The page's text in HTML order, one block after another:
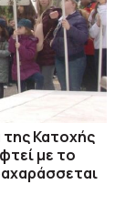
Κατοχής
με το